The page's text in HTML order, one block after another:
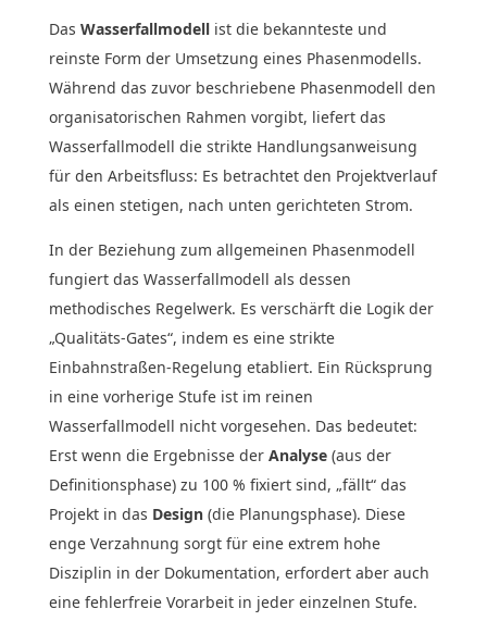
Das Wasserfallmodellist die bekannteste und
reinste Form der Umsetzung eines Phasenmodells.
Während das zuvor beschriebene Phasenmodell den
organisatorischen Rahmen vorgibt, liefert das
Wasserfallmodell die strikte Handlungsanweisung
für den Arbeitsfluss: Es betrachtet den Projektverlauf
als einen stetigen, nach unten gerichteten Strom.
In der Beziehung zum allgemeinen Phasenmodell
fungiert das Wasserfallmodell als dessen
methodisches Regelwerk. Es verschärft die Logik der
„Qualitäts-Gates“, indem es eine strikte
Einbahnstraßen-Regelung etabliert. Ein Rücksprung
in eine vorherige Stufe ist im reinen
Wasserfallmodell nicht vorgesehen. Das bedeutet:
Erst wenn die Ergebnisse der Analyse(aus der
Definitionsphase) zu 100 % fixiert sind, „fällt“ das
Projekt in das Design(die Planungsphase). Diese
enge Verzahnung sorgt für eine extrem hohe
Disziplin in der Dokumentation, erfordert aber auch
eine fehlerfreie Vorarbeit in jeder einzelnen Stufe.